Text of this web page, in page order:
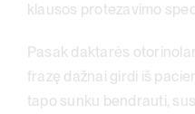
klausos protezavimo
Pasak daktarės
frazę dažnai girdi iš
tapo sunku bendrauti,